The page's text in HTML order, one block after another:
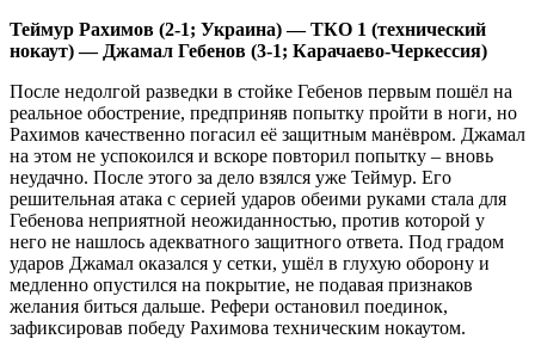
Теймур Рахимов (2-1; Украина) — ТКО 1 (технический
нокаут) — Джамал Гебенов (3-1; Карачаево-Черкессия)
После недолгой разведки в стойке Гебенов первым пошёл на
реальное обострение, предприняв попытку пройти в ноги, но
Рахимов качественно погасил её защитным манёвром. Джамал
на этом не успокоился и вскоре повторил попытку – вновь
неудачно. После этого за дело взялся уже Теймур. Его
решительная атака с серией ударов обеими руками стала для
Гебенова неприятной неожиданностью, против которой у
него не нашлось адекватного защитного ответа. Под градом
ударов Джамал оказался у сетки, ушёл в глухую оборону и
медленно опустился на покрытие, не подавая признаков
желания биться дальше. Рефери остановил поединок,
зафиксировав победу Рахимова техническим нокаутом.